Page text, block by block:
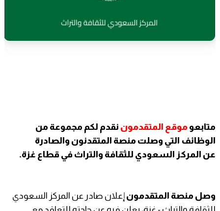
متابعو موقع المتقدمون نقدم لكم مجموعة من
الوظائف التي وصلت منصة المتقدنون والصادرة
عن المركز السعودي للثقافة والتراث في قطاع غزة.
وصل منصة المتقدمون إعلان صادر عن المركز السعودي